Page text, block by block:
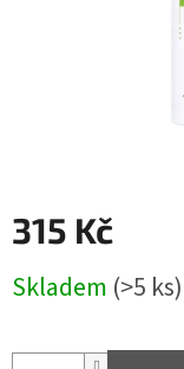
315 Kč
cena:
Skladem (>5 ks)